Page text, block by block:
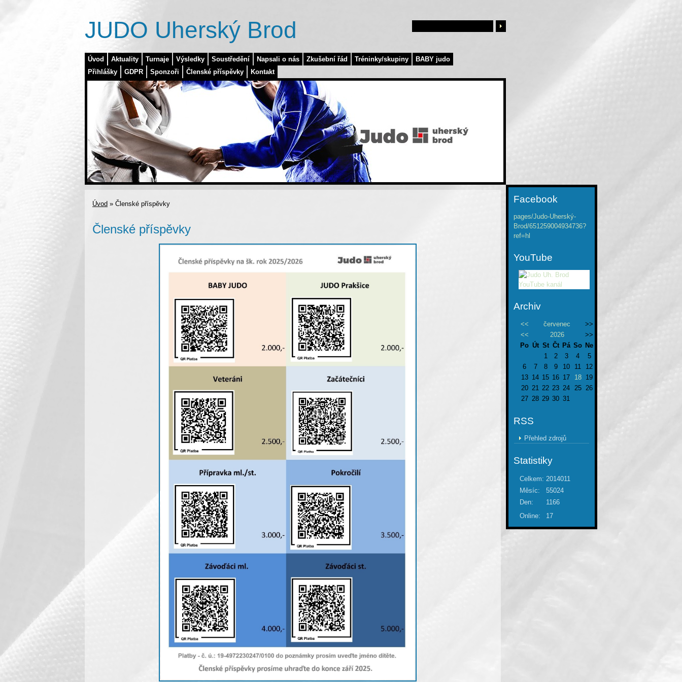
Úvod Aktuality Turnaje Výsledky Soustředění Napsali o nás Zkušební řád Tréninky/skupiny
BABY judo
Přihlášky
GDPR Sponzoři Členské příspěvky Kontakt
JUDO Uherský Brod
Úvod » Členské příspěvky
Členské příspěvky
Facebook
pages/Judo-Uherský-
Brod/651259004934736?
ref=hl
YouTube
Archiv
<< červenec
>>
<<
2026
>>
Po Út St Čt Pá So Ne
1
2 3 4
5
6
7 8 9 10 11
12
13 14 15 16 17 18
19
20 21 22 23 24 25 26
27 28 29 30 31
RSS
Přehled zdrojů
Statistiky
Online: 17
Celkem: 2014011
Měsíc:
55024
Den:
1166